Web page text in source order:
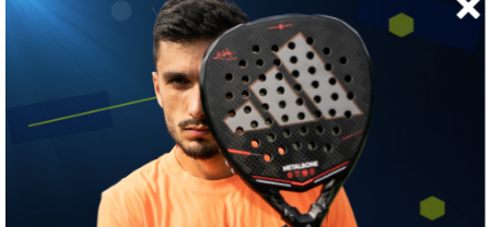
Es la diamante que no te castiga: mantiene la palanca del
remate pero suma salida, confort y un punto dulce más
permisivo.
⚠️ A TENER EN CUENTA
El tacto blando resta el control seco y quirúrgico de la
Technical Viper: si buscas esa firmeza, esta no es. Y con el